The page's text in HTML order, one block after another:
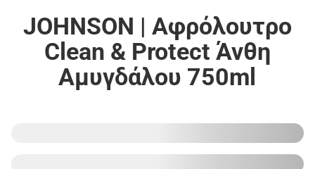
JOHNSON | Αφρόλουτρο
Clean & Protect Άνθη
Αμυγδάλου 750ml